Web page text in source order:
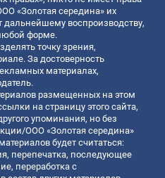
«Золотая середина» их
дальнейшему воспроизводству,
форме.
точку зрения,
За достоверность
материалах,
размещенных на этом
на страницу этого сайта,
упоминания, но без
ООО «Золотая середина»
будет считаться:
перепечатка, последующее
переработка с